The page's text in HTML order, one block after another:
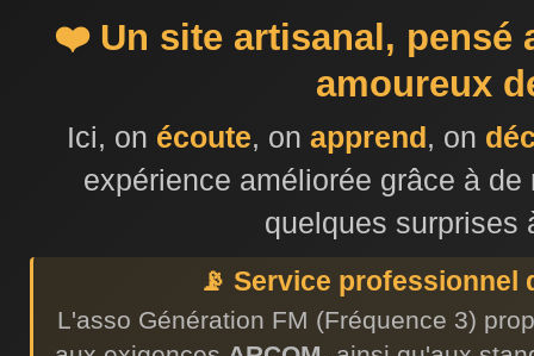
❤️ Un site artisanal, pensé
amoureux
Ici, on écoute, on apprend , on
expérience améliorée grâce à
quelques surprises
📡 Service professionnel
L'asso Génération FM (Fréquence 3)